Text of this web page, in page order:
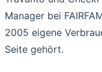
Manager bei
2005 eigene
Seite gehört.